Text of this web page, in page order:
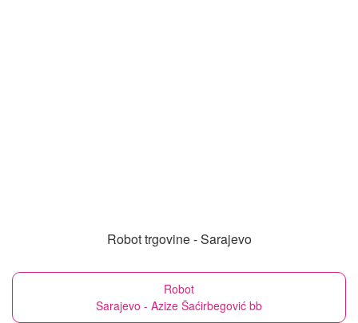
Robot trgovine - Sarajevo
Robot
Sarajevo - Azize Šaćirbegović bb